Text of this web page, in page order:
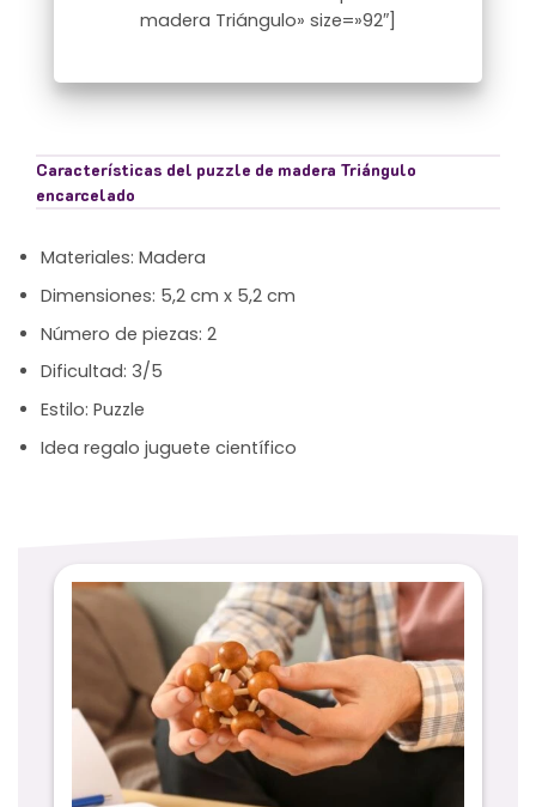
madera Triángulo» size=»92″]
Características del puzzle de madera Triángulo
encarcelado
Materiales: Madera
Dimensiones: 5,2 cm x 5,2 cm
Número de piezas: 2
Dificultad: 3/5
Estilo: Puzzle
Idea regalo juguete científico